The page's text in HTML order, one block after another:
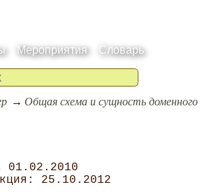
Мероприятия Словарь
Общая схема и сущность доменного
01.02.2010
25.10.2012